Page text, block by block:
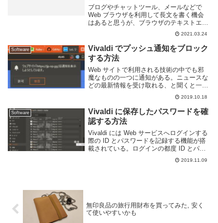
ブログやチャットツール、メールなどで
Web ブラウザを利用して長文を書く機会
はあると思うが、ブラウザのテキストエリ
アではショートカットキーが殆ど使えずシ
ンタックスハイライトも無いなど、文章を
書くのは不便だと感じたことは無いだろう
か。自分も...
2021.03.24
Software
Vivaldi でプッシュ通知をブロック
する方法
Web サイトで利用される技術の中でも邪
魔なものの一つに通知がある。ニュースな
どの最新情報を受け取れる、と聞くと一見
便利に見えるが Web サイトは見たいとき
に見れるのが利点なのでそんなものは不要
だ。作業中などに通知が出てくると邪魔で
しかな...
2019.10.18
Software
Vivaldi に保存したパスワードを確
認する方法
Vivaldi には Web サービスへログインする
際の ID とパスワードを記録する機能が搭
載されている。ログインの都度 ID とパス
ワードを入力する手間が省ける便利機能で
はあるが、スマホアプリなど他のデバイス
2019.11.09
無印良品の旅行用財布を買ってみた, 安く
て使いやすいかも